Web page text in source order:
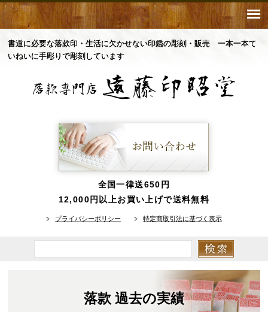
書道に必要な落款印・生活に欠かせない印鑑の彫刻・販売 一本一本て
いねいに手彫りで彫刻しています
全国一律送650円
12,000円以上お買い上げで送料無料
プライバシーポリシー 特定商取引法に基づく表示
落款 過去の実績